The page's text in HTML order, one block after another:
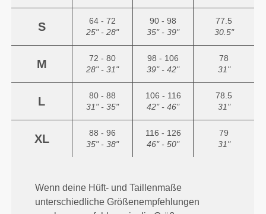
S
64 - 72
25" - 28"
90 - 98
35" - 39"
77.5
30.5"
M
72 - 80
28" - 31"
98 - 106
39" - 42"
78
31"
L
80 - 88
31" - 35"
106 - 116
42" - 46"
78.5
31"
XL
88 - 96
35" - 38"
116 - 126
46" - 50"
79
31"
Wenn deine Hüft- und Taillenmaße
unterschiedliche Größenempfehlungen